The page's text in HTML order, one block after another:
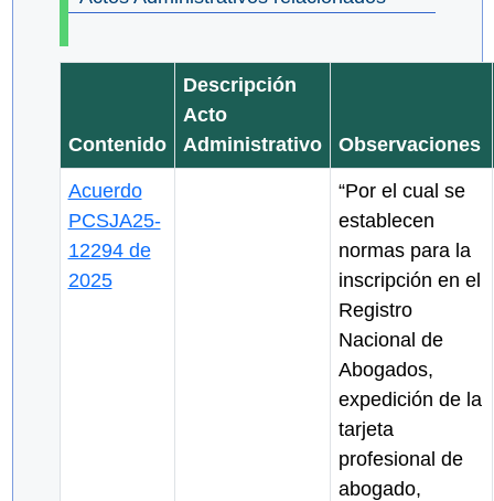
Contenido
Descripción
Acto
Administrativo
Observaciones
Acuerdo
PCSJA25-
12294 de
2025
“Por el cual se
establecen
normas para la
inscripción en el
Registro
Nacional de
Abogados,
expedición de la
tarjeta
profesional de
abogado,